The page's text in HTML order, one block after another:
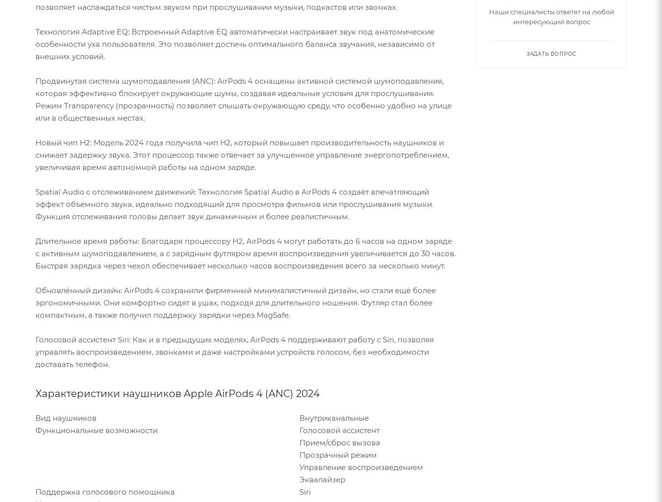
позволяет наслаждаться чистым звуком при прослушивании музыки, подкастов или звонках.
Технология Adaptive EQ: Встроенный Adaptive EQ автоматически настраивает звук под анатомические
особенности уха пользователя. Это позволяет достичь оптимального баланса звучания, независимо от
внешних условий.
Продвинутая система шумоподавления (ANC): AirPods 4 оснащены активной системой шумоподавления,
которая эффективно блокирует окружающие шумы, создавая идеальные условия для прослушивания.
Режим Transparency (прозрачность) позволяет слышать окружающую среду, что особенно удобно на улице
или в общественных местах.
Новый чип H2: Модель 2024 года получила чип H2, который повышает производительность наушников и
снижает задержку звука. Этот процессор также отвечает за улучшенное управление энергопотреблением,
увеличивая время автономной работы на одном заряде.
Spatial Audio с отслеживанием движений: Технология Spatial Audio в AirPods 4 создаёт впечатляющий
эффект объемного звука, идеально подходящий для просмотра фильмов или прослушивания музыки.
Функция отслеживания головы делает звук динамичным и более реалистичным.
Длительное время работы: Благодаря процессору H2, AirPods 4 могут работать до 6 часов на одном заряде
с активным шумоподавлением, а с зарядным футляром время воспроизведения увеличивается до 30 часов.
Быстрая зарядка через чехол обеспечивает несколько часов воспроизведения всего за несколько минут.
Обновлённый дизайн: AirPods 4 сохранили фирменный минималистичный дизайн, но стали ещё более
эргономичными. Они комфортно сидят в ушах, подходя для длительного ношения. Футляр стал более
компактным, а также получил поддержку зарядки через MagSafe.
Голосовой ассистент Siri: Как и в предыдущих моделях, AirPods 4 поддерживают работу с Siri, позволяя
управлять воспроизведением, звонками и даже настройками устройств голосом, без необходимости
доставать телефон.
Характеристики наушников Apple AirPods 4 (ANC) 2024
Вид наушников
Внутриканальные
Функциональные возможности
Голосовой ассистент
Прием/сброс вызова
Прозрачный режим
Управление воспроизведением
Эквалайзер
Поддержка голосового помощника
Siri
Наши специалисты ответят на любой
интересующий вопрос
ЗАДАТЬ ВОПРОС